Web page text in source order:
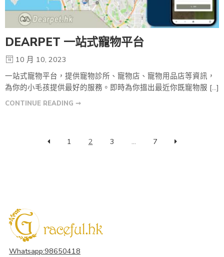
DEARPET 一站式寵物平台
10 月 10, 2023
一站式寵物平台，提供寵物診所、寵物店、寵物用品店等資訊，
為你的小毛孩提供最好的服務。即時為你搵出最近你既寵物服 […]
CONTINUE READING ➞
1 2 3 ... 7
Whatsapp:98650418